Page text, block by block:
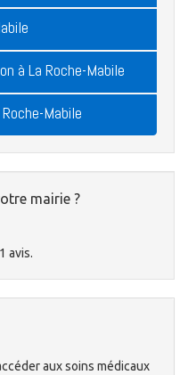
à La Roche-Mabile
Mabile
mairie ?
1 avis.
aux soins médicaux